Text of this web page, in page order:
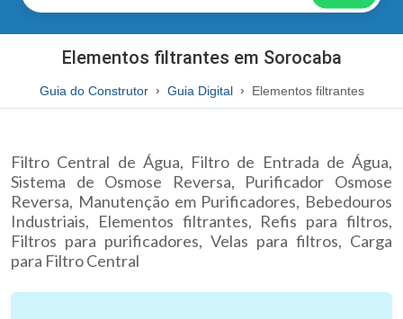
Elementos filtrantes em Sorocaba
Guia do Construtor Guia Digital Elementos filtrantes
Filtro Central de Água, Filtro de Entrada de Água,
Sistema de Osmose Reversa, Purificador Osmose
Reversa, Manutenção em Purificadores, Bebedouros
Industriais, Elementos filtrantes, Refis para filtros,
Filtros para purificadores, Velas para filtros, Carga
para Filtro Central